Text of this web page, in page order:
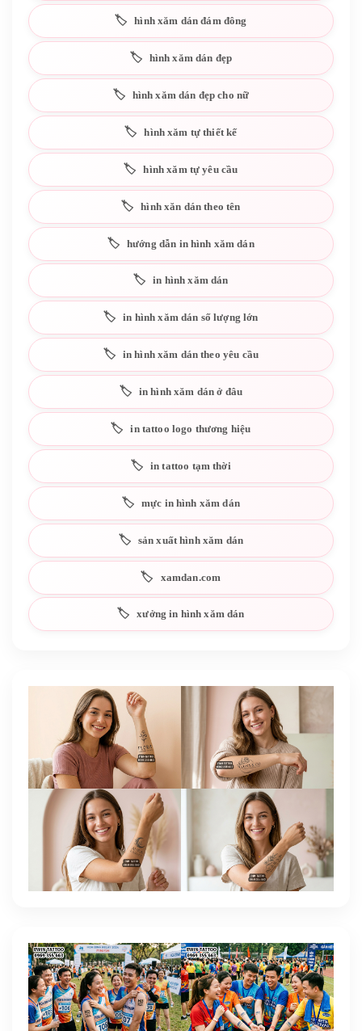
hình xăm dán đám đông
hình xăm dán đẹp
hình xăm dán đẹp cho nữ
hình xăm tự thiết kế
hình xăm tự yêu cầu
hình xăn dán theo tên
hướng dẫn in hình xăm dán
in hình xăm dán
in hình xăm dán số lượng lớn
in hình xăm dán theo yêu cầu
in hình xăm dán ở đâu
in tattoo logo thương hiệu
in tattoo tạm thời
mực in hình xăm dán
sản xuất hình xăm dán
xamdan.com
xưởng in hình xăm dán